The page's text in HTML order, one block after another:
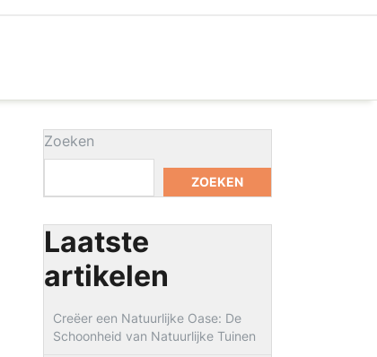
Zoeken
ZOEKEN
Laatste
artikelen
Creëer een Natuurlijke Oase: De
Schoonheid van Natuurlijke Tuinen